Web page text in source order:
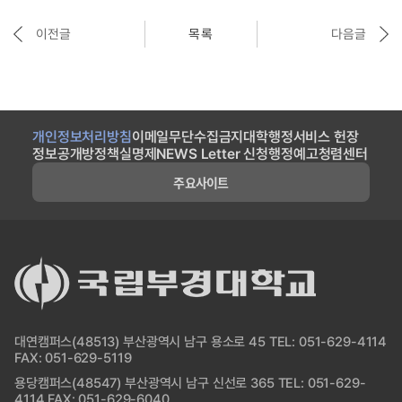
이전글 목록 다음글
개인정보처리방침이메일무단수집금지대학행정서비스 헌장
정보공개방정책실명제NEWS Letter 신청행정예고청렴센터
주요사이트
대연캠퍼스(48513) 부산광역시 남구 용소로 45 TEL: 051-629-4114
FAX: 051-629-5119
용당캠퍼스(48547) 부산광역시 남구 신선로 365 TEL: 051-629-